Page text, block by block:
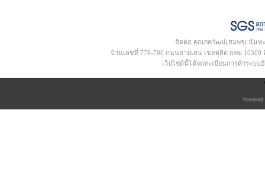
ติดต่อ คุณภควัฒน์(สมพร) นันทะจุ
บ้านเลขที่ 778-780 ถนนสามเสน เขตดุสิต กทม 10300 อี
เว็ปไซด์นี้ได้จดทะเบียนการค้าระบบ